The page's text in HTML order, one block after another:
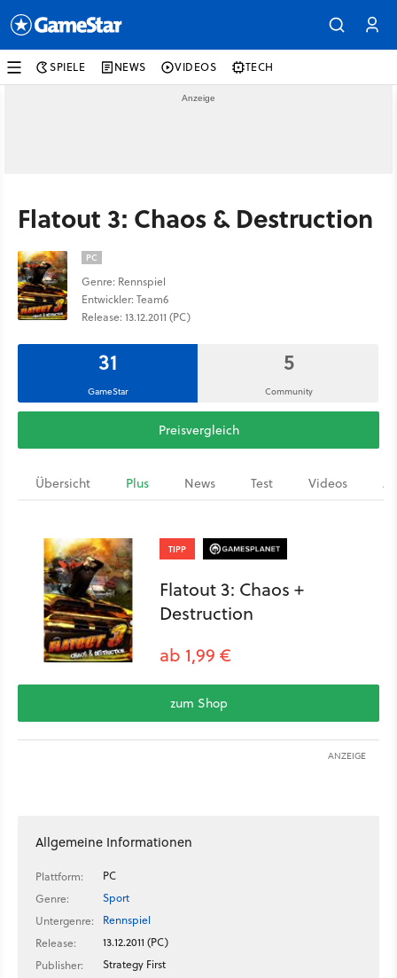
SPIELE NEWS VIDEOS TECH
Flatout 3: Chaos & Destruction
PC
Genre: Rennspiel
Entwickler: Team6
Release: 13.12.2011 (PC)
31
GameStar
5
Community
Preisvergleich
Übersicht Plus News Test Videos
TIPP
Flatout 3: Chaos +
Destruction
ab 1,99 €
zum Shop
ANZEIGE
Allgemeine Informationen
Plattform:
PC
Genre:
Sport
Untergenre:
Rennspiel
Release:
13.12.2011 (PC)
Publisher:
Strategy First